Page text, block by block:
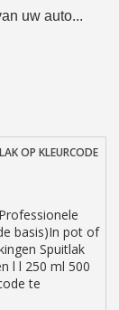
bestelling
uw auto...
OP KLEURCODE
basis)In pot of
Spuitlak
l l 250 ml 500
te